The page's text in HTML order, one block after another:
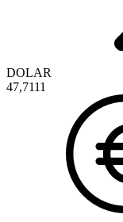
DOLAR
47,7111